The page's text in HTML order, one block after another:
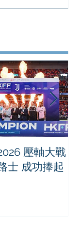
壓軸大戰
捧起